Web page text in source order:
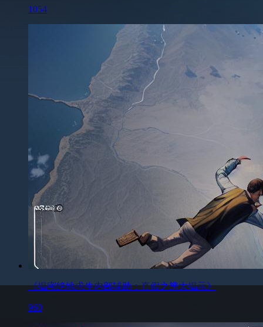
1054
《揭密绝地求生内部辅助：真假之辨大揭示》
960